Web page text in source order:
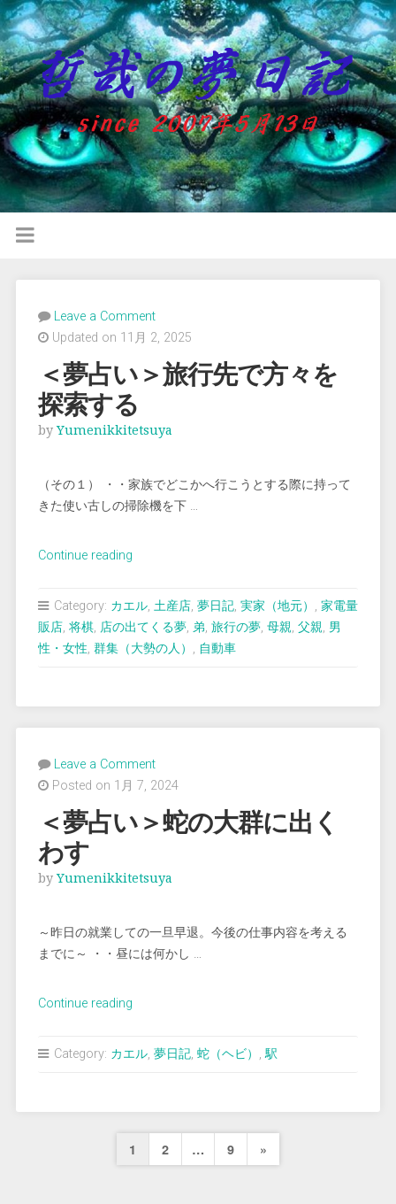
Leave a Comment
Updated on 11月 2, 2025
＜夢占い＞旅行先で方々を
探索する
byYumenikkitetsuya
（その１） ・・家族でどこかへ行こうとする際に持って
きた使い古しの掃除機を下 …
Continue reading“＜
＞
先
で
を
探
す
Category: カエル, 土産店, 夢日記, 実家（地元） , 家電量
販店, 将棋, 店の出てくる夢, 弟, 旅行の夢, 母親, 父親, 男
性・女性, 群集（大勢の人） , 自動車
Leave a Comment
Posted on 1月 7, 2024
＜夢占い＞蛇の大群に出く
わす
byYumenikkitetsuya
～昨日の就業しての一旦早退。今後の仕事内容を考える
までに～ ・・昼には何かし …
Continue reading“＜
蛇
大
Category: カエル, 夢日記, 蛇（ヘビ） ,駅
投
1 2 … 9
Next
»